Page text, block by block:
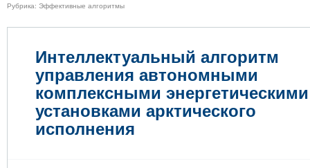
Рубрика: Эффективные алгоритмы
Интеллектуальный алгоритм
управления автономными
комплексными энергетическими
установками арктического
исполнения